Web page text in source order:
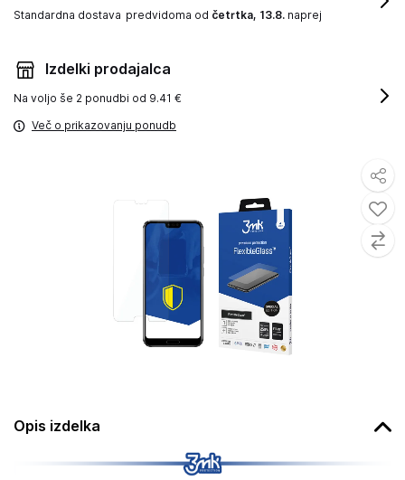
Opis izdelka
Standardna dostava predvidoma od četrtka, 13.8. naprej
Izdelki prodajalca
Na voljo še 2 ponudbi od 9.41 €
Več o prikazovanju ponudb